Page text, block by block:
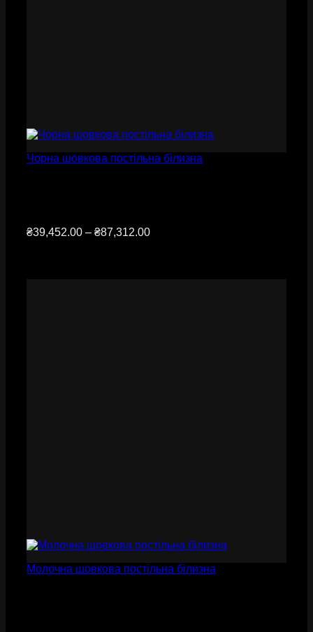
Чорна шовкова постільна білизна
₴39,452.00 – ₴87,312.00Діапазон
Молочна шовкова постільна білизна